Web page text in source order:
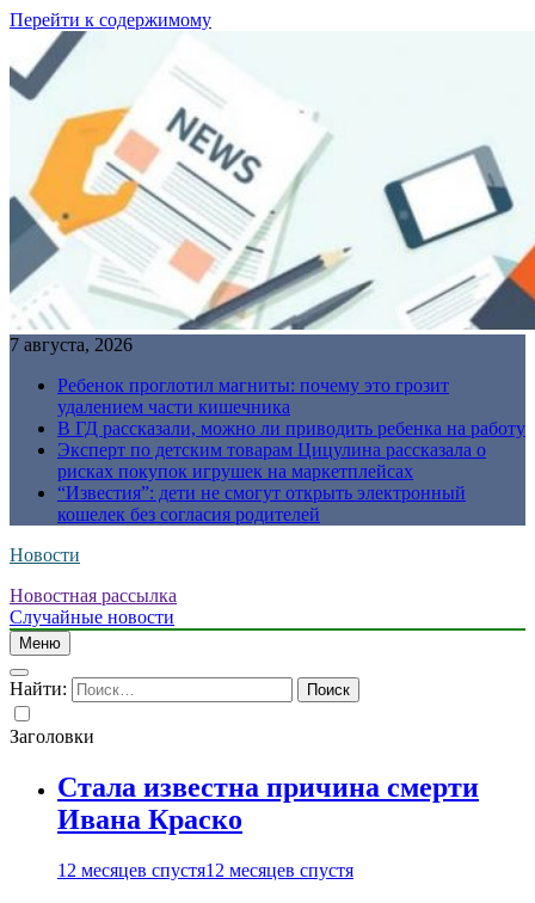
Перейти к содержимому
7 августа, 2026
Ребенок проглотил магниты: почему это грозит
удалением части кишечника
В ГД рассказали, можно ли приводить ребенка на работу
Эксперт по детским товарам Цицулина рассказала о
рисках покупок игрушек на маркетплейсах
“Известия”: дети не смогут открыть электронный
кошелек без согласия родителей
Новости
Новостная рассылка
Случайные новости
Меню
Найти:
Заголовки
Стала известна причина смерти
Ивана Краско
12 месяцев спустя12 месяцев спустя